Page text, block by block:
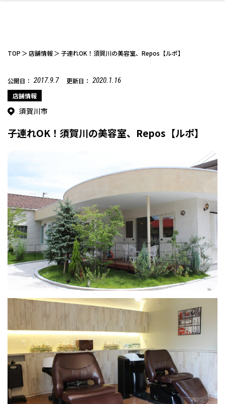
カフェ
洋食
和食 わんぱく 福島ローカルグル
メ
パン アジア・エスニッ テイクアウト
開成山公園
デート・友達と ひとりで
温泉 体験 名所
レジャー・スポー
ツ施設
非日常
美容室
美容アイテム エイジングケア
フィットネス・や
せたい
鍼灸・整体・リラ
クゼーション
まつ毛サロン
脱毛 温活・サウナ 歯列矯正・審美歯
ファッション
スポーツ・アウト ギフト・お土産
インテリア 食品・酒 生活を彩るモノ
その他
お仕事探し
病院・クリニック
趣味・スキルアッ
プ
保育園・こども園 子どもの習い事・
塾
幼稚園 教育 ライフイベント
家づくり
リフォーム・リノ 自治体インフォ
TOP 店舗情報 子連れOK！須賀川の美容室、Repos【ルポ】
公開日： 2017.9.7 更新日： 2020.1.16
店舗情報
須賀川市
子連れOK！須賀川の美容室、Repos【ルポ】